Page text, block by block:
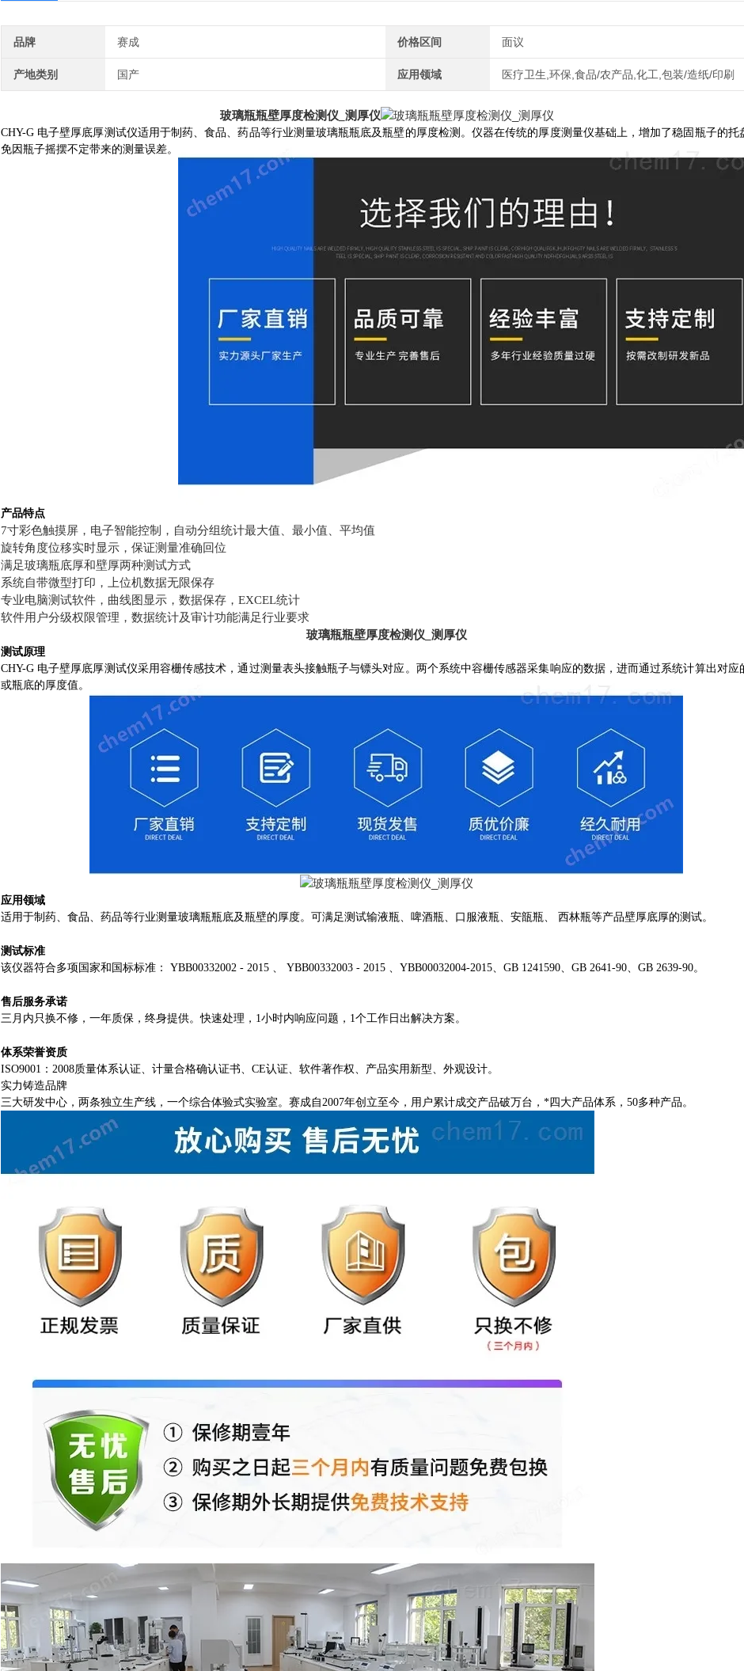
品牌 赛成 价格区间 面议
产地类别 国产 应用领域 医疗卫生,环保,食品/农产品,化工,包装/造纸/印刷
玻璃瓶瓶壁厚度检测仪_测厚仪
CHY-G 电子壁厚底厚测试仪适用于制药、食品、药品等行业测量玻璃瓶瓶底及瓶壁的厚度检测。仪器在传统的厚度测量仪基础上，增加了稳固瓶子的托
免因瓶子摇摆不定带来的测量误差。
产品特点
7寸彩色触摸屏，电子智能控制，自动分组统计最大值、最小值、平均值
旋转角度位移实时显示，保证测量准确回位
满足玻璃瓶底厚和壁厚两种测试方式
系统自带微型打印，上位机数据无限保存
专业电脑测试软件，曲线图显示，数据保存，EXCEL统计
软件用户分级权限管理，数据统计及审计功能满足行业要求
玻璃瓶瓶壁厚度检测仪_测厚仪
测试原理
CHY-G 电子壁厚底厚测试仪采用容栅传感技术，通过测量表头接触瓶子与镖头对应。两个系统中容栅传感器采集响应的数据，进而通过系统计算出对应
或瓶底的厚度值。
应用领域
适用于制药、食品、药品等行业测量玻璃瓶瓶底及瓶壁的厚度。可满足测试输液瓶、啤酒瓶、口服液瓶、安瓿瓶、
西林瓶等产品壁厚底厚的测试。
测试标准
该仪器符合多项国家和国标标准：
YBB00332002 - 2015 、 YBB00332003 - 2015 、YBB00032004-2015、GB 1241590、GB 2641-90、GB 2639-90。
售后服务承诺
三月内只换不修，一年质保，终身提供。快速处理， 1小时内响应问题，1个工作日出解决方案。
体系荣誉资质
ISO9001：2008质量体系认证、计量合格确认证书、CE认证、软件著作权、产品实用新型、外观设计。
实力铸造品牌
三大研发中心，两条独立生产线，一个综合体验式实验室。赛成自2007年创立至今，用户累计成交产品破万台，*四大产品体系，50多种产品。